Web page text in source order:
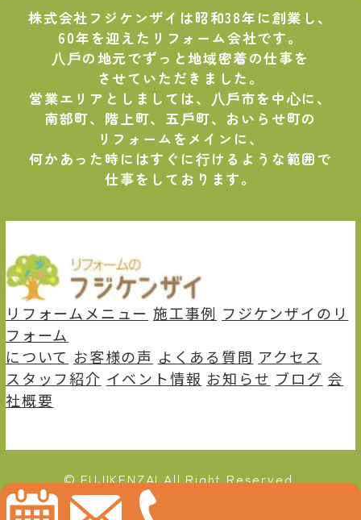
株式会社フジケンザイは昭和38年に創業し、
60年を迎えたリフォーム会社です。
⼋⼾の地元でずっと地域密着の仕事を
させていただきました。
営業エリアとしましては、⼋⼾市を中⼼に、
南部町、階上町、五⼾町、おいらせ町の
リフォームをメインに、
何かあった時にはすぐに⾏けるような範囲で
仕事をしております。
リフォームメニュー 施⼯事例 フジケンザイのリ
フォーム
について お客様の声 よくある質問 アクセス
スタッフ紹介 イベント情報 お知らせ ブログ 会
社概要
© FUJIKENZAI All Right Reserved.